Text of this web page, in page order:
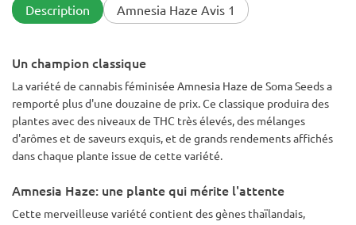
Description Amnesia Haze Avis 1
Un champion classique
La variété de cannabis féminisée Amnesia Haze de Soma Seeds a
remporté plus d'une douzaine de prix. Ce classique produira des
plantes avec des niveaux de THC très élevés, des mélanges
d'arômes et de saveurs exquis, et de grands rendements affichés
dans chaque plante issue de cette variété.
Amnesia Haze: une plante qui mérite l'attente
Cette merveilleuse variété contient des gènes thaïlandais,